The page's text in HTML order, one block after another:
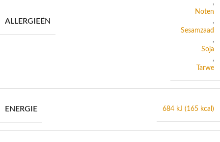
ALLERGIEËN
,
Noten
,
Sesamzaad
,
Soja
,
Tarwe
ENERGIE 684 kJ (165 kcal)